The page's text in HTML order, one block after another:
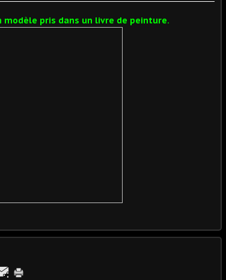
pris dans un livre de peinture.